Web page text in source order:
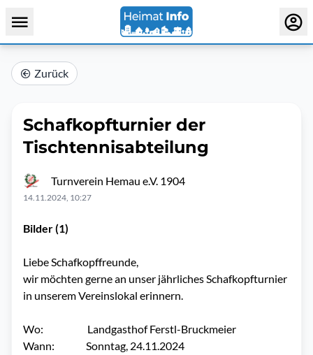
Zurück
Schafkopfturnier der
Tischtennisabteilung
Turnverein Hemau e.V. 1904
14.11.2024, 10:27
Bilder (1)
Liebe Schafkopffreunde,
wir möchten gerne an unser jährliches Schafkopfturnier
in unserem Vereinslokal erinnern.
Wo: Landgasthof Ferstl-Bruckmeier
Wann: Sonntag, 24.11.2024